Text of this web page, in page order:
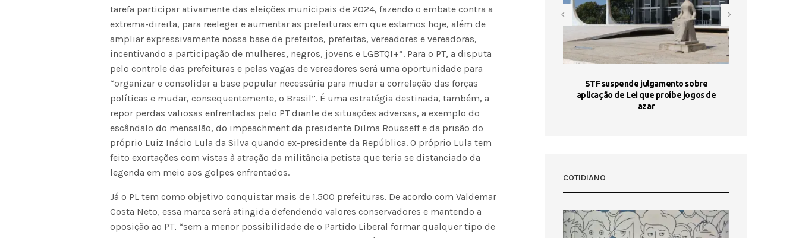
tarefa participar ativamente das eleições municipais de 2024, fazendo o embate contra a
extrema-direita, para reeleger e aumentar as prefeituras em que estamos hoje, além de
ampliar expressivamente nossa base de prefeitos, prefeitas, vereadores e vereadoras,
incentivando a participação de mulheres, negros, jovens e LGBTQI+”. Para o PT, a disputa
pelo controle das prefeituras e pelas vagas de vereadores será uma oportunidade para
“organizar e consolidar a base popular necessária para mudar a correlação das forças
políticas e mudar, consequentemente, o Brasil”. É uma estratégia destinada, também, a
repor perdas valiosas enfrentadas pelo PT diante de situações adversas, a exemplo do
escândalo do mensalão, do impeachment da presidente Dilma Rousseff e da prisão do
próprio Luiz Inácio Lula da Silva quando ex-presidente da República. O próprio Lula tem
feito exortações com vistas à atração da militância petista que teria se distanciado da
legenda em meio aos golpes enfrentados.
Já o PL tem como objetivo conquistar mais de 1.500 prefeituras. De acordo com Valdemar
Costa Neto, essa marca será atingida defendendo valores conservadores e mantendo a
oposição ao PT, “sem a menor possibilidade de o Partido Liberal formar qualquer tipo de
Seinfra realiza serviços de tapa-
buraco em quase 50 bairros nesta
quinta-feira
STF suspende julgamento sobre
aplicação de Lei que proíbe jogos de
azar
COTIDIANO